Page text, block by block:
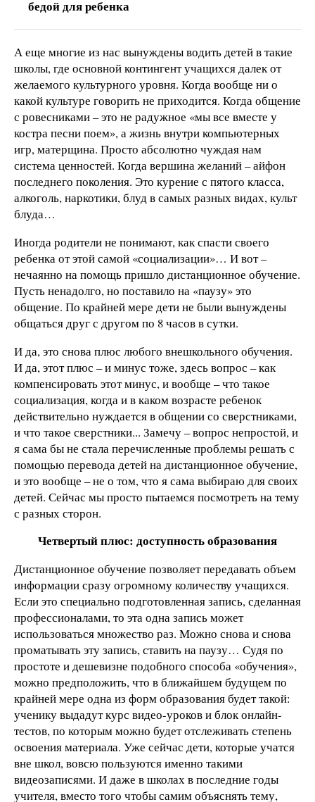
бедой для ребенка
А еще многие из нас вынуждены водить детей в такие
школы, где основной контингент учащихся далек от
желаемого культурного уровня. Когда вообще ни о
какой культуре говорить не приходится. Когда общение
с ровесниками – это не радужное «мы все вместе у
костра песни поем», а жизнь внутри компьютерных
игр, матерщина. Просто абсолютно чуждая нам
система ценностей. Когда вершина желаний – айфон
последнего поколения. Это курение с пятого класса,
алкоголь, наркотики, блуд в самых разных видах, культ
блуда…
Иногда родители не понимают, как спасти своего
ребенка от этой самой «социализации»… И вот –
нечаянно на помощь пришло дистанционное обучение.
Пусть ненадолго, но поставило на «паузу» это
общение. По крайней мере дети не были вынуждены
общаться друг с другом по 8 часов в сутки.
И да, это снова плюс любого внешкольного обучения.
И да, этот плюс – и минус тоже, здесь вопрос – как
компенсировать этот минус, и вообще – что такое
социализация, когда и в каком возрасте ребенок
действительно нуждается в общении со сверстниками,
и что такое сверстники... Замечу – вопрос непростой, и
я сама бы не стала перечисленные проблемы решать с
помощью перевода детей на дистанционное обучение,
и это вообще – не о том, что я сама выбираю для своих
детей. Сейчас мы просто пытаемся посмотреть на тему
с разных сторон.
Четвертый плюс: доступность образования
Дистанционное обучение позволяет передавать объем
информации сразу огромному количеству учащихся.
Если это специально подготовленная запись, сделанная
профессионалами, то эта одна запись может
использоваться множество раз. Можно снова и снова
проматывать эту запись, ставить на паузу… Судя по
простоте и дешевизне подобного способа «обучения»,
можно предположить, что в ближайшем будущем по
крайней мере одна из форм образования будет такой:
ученику выдадут курс видео-уроков и блок онлайн-
тестов, по которым можно будет отслеживать степень
освоения материала. Уже сейчас дети, которые учатся
вне школ, вовсю пользуются именно такими
видеозаписями. И даже в школах в последние годы
учителя, вместо того чтобы самим объяснять тему,